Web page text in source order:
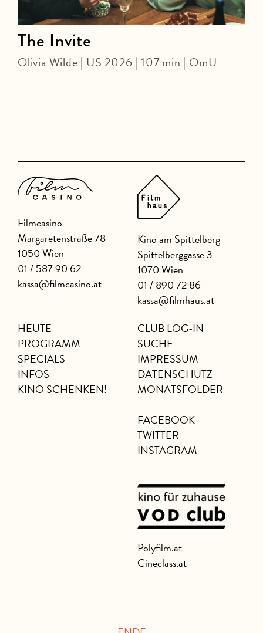
The Invite
Olivia Wilde | US 2026 | 107 min | OmU
Filmcasino
Margaretenstraße 78
1050 Wien
01 / 587 90 62
kassa@filmcasino.at
Kino am Spittelberg
Spittelberggasse 3
1070 Wien
01 / 890 72 86
kassa@filmhaus.at
HEUTE
PROGRAMM
SPECIALS
INFOS
KINO SCHENKEN!
CLUB LOG-IN
SUCHE
IMPRESSUM
DATENSCHUTZ
MONATSFOLDER
FACEBOOK
TWITTER
INSTAGRAM
Polyfilm.at
Cineclass.at